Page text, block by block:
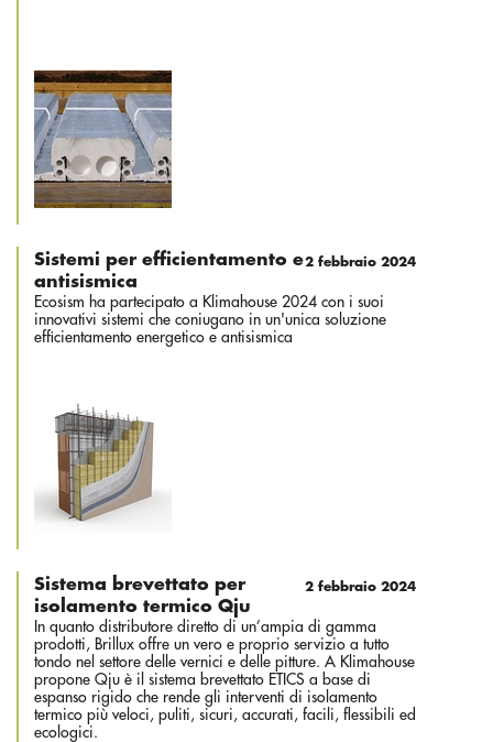
2 febbraio 2024
Sistemi per efficientamento e
antisismica
Ecosism ha partecipato a Klimahouse 2024 con i suoi
innovativi sistemi che coniugano in un'unica soluzione
efficientamento energetico e antisismica
2 febbraio 2024
Sistema brevettato per
isolamento termico Qju
In quanto distributore diretto di un’ampia di gamma
prodotti, Brillux offre un vero e proprio servizio a tutto
tondo nel settore delle vernici e delle pitture. A Klimahouse
propone Qju è il sistema brevettato ETICS a base di
espanso rigido che rende gli interventi di isolamento
termico più veloci, puliti, sicuri, accurati, facili, flessibili ed
ecologici.